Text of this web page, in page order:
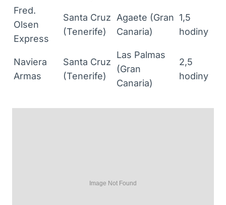
Fred.
Olsen
Express
Santa Cruz
(Tenerife)
Agaete (Gran
Canaria)
1,5
hodiny
Naviera
Armas
Santa Cruz
(Tenerife)
Las Palmas
(Gran
Canaria)
2,5
hodiny